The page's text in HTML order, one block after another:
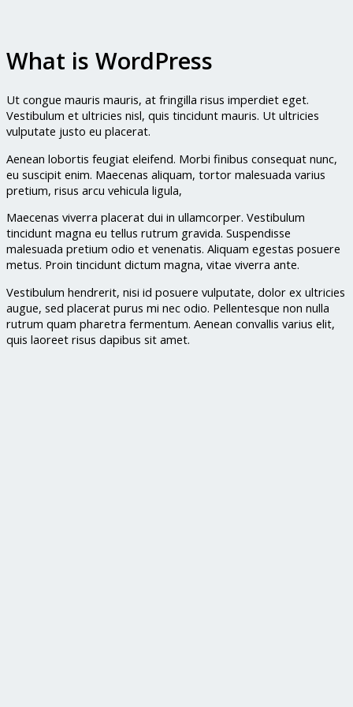
What is WordPress
Ut congue mauris mauris, at fringilla risus imperdiet eget.
Vestibulum et ultricies nisl, quis tincidunt mauris. Ut ultricies
vulputate justo eu placerat.
Aenean lobortis feugiat eleifend. Morbi finibus consequat nunc,
eu suscipit enim. Maecenas aliquam, tortor malesuada varius
pretium, risus arcu vehicula ligula,
Maecenas viverra placerat dui in ullamcorper. Vestibulum
tincidunt magna eu tellus rutrum gravida. Suspendisse
malesuada pretium odio et venenatis. Aliquam egestas posuere
metus. Proin tincidunt dictum magna, vitae viverra ante.
Vestibulum hendrerit, nisi id posuere vulputate, dolor ex ultricies
augue, sed placerat purus mi nec odio. Pellentesque non nulla
rutrum quam pharetra fermentum. Aenean convallis varius elit,
quis laoreet risus dapibus sit amet.